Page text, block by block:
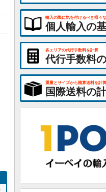
輸入の際に気を付けるべき様々
個人輸入の
各エリアの代行手数料を計算
代行手数料
重量とサイズから概算送料を計算
国際送料の